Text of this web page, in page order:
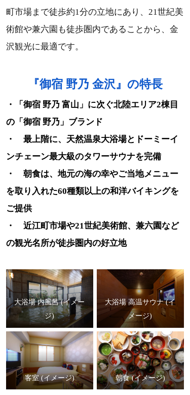
町市場まで徒歩約1分の立地にあり、21世紀美
術館や兼六園も徒歩圏内であることから、金
沢観光に最適です。
『御宿 野乃 金沢』の特長
・「御宿 野乃 富山」に次ぐ北陸エリア2棟目
の「御宿 野乃」ブランド
・ 最上階に、天然温泉大浴場とドーミーイ
ンチェーン最大級のタワーサウナを完備
・ 朝食は、地元の海の幸やご当地メニュー
を取り入れた60種類以上の和洋バイキングを
ご提供
・ 近江町市場や21世紀美術館、兼六園など
の観光名所が徒歩圏内の好立地
大浴場 内風呂 (イメー
ジ)
大浴場 高温サウナ (イ
メージ)
客室 (イメージ) 朝食 (イメージ)